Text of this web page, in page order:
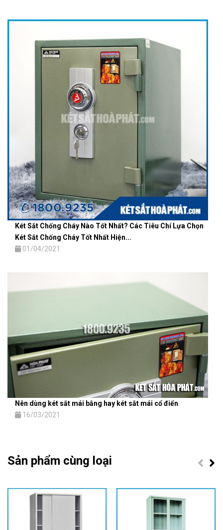
Két Sắt Chống Cháy Nào Tốt Nhất? Các Tiêu Chí Lựa Chọn
Két Sắt Chống Cháy Tốt Nhất Hiện...
01/04/2021
Nên dùng két sắt mái bằng hay két sắt mái cổ điển
16/03/2021
Sản phẩm cùng loại